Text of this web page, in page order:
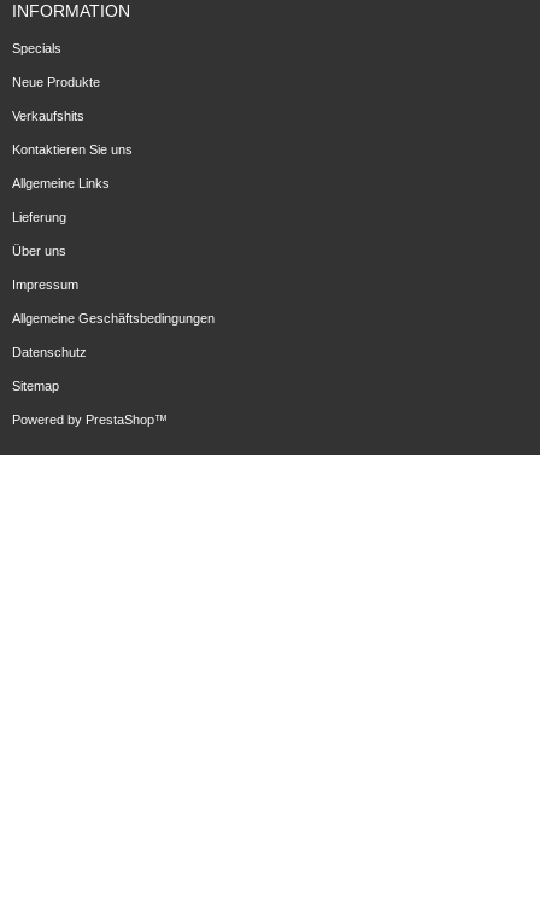
INFORMATION
Specials
Neue Produkte
Verkaufshits
Kontaktieren Sie uns
Allgemeine Links
Lieferung
Über uns
Impressum
Allgemeine Geschäftsbedingungen
Datenschutz
Sitemap
Powered by PrestaShop™